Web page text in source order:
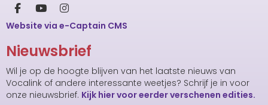
Website via e-Captain CMS
Nieuwsbrief
Wil je op de hoogte blijven van het laatste nieuws van
Vocalink of andere interessante weetjes? Schrijf je in voor
onze nieuwsbrief. Kijk hier voor eerder verschenen edities.